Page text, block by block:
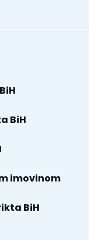
BiH
imovinom
BiH